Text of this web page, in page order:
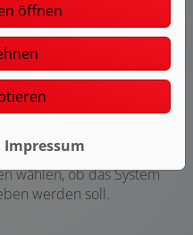
gesamte
oder Wärmepumpe –
Farb-Touch-
gewährleistet eine
Bedienung. Sie
sie mehr Effizienz oder
wählen, ob das System
werden soll.
öffnen
Impressum